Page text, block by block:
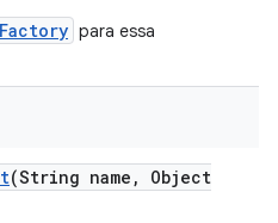
para essa
(String name ,
Object